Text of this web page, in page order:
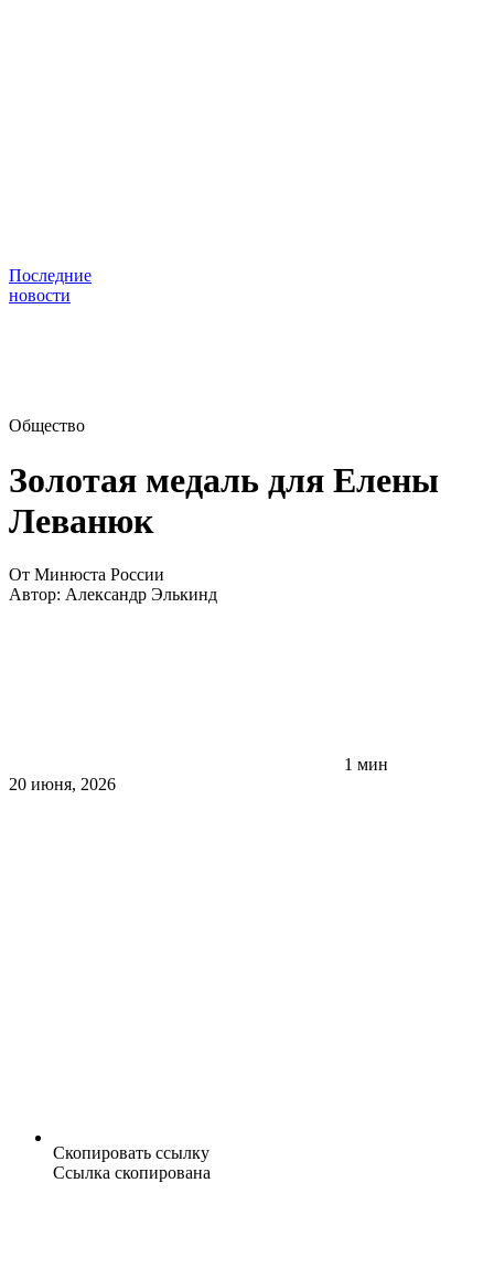
Последние
новости
Общество
Золотая медаль для Елены
Леванюк
От Минюста России
Автор: Александр Элькинд
1 мин
20 июня, 2026
Скопировать ссылку
Ссылка скопирована